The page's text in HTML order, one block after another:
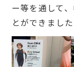
ー等を通して
とができました